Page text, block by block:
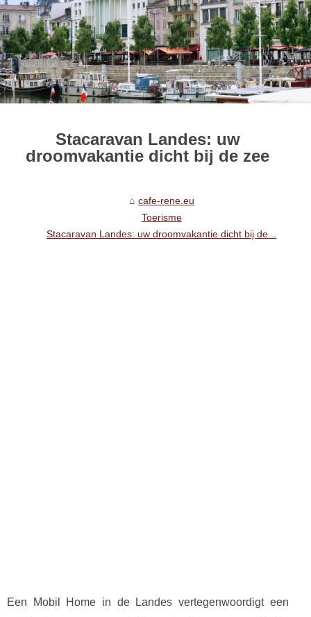
Stacaravan Landes: uw
droomvakantie dicht bij de zee
cafe-rene.eu
Toerisme
Stacaravan Landes: uw droomvakantie dicht bij de...
Een Mobil Home in de Landes vertegenwoordigt een